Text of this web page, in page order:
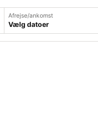
Afrejse/ankomst
Vælg datoer